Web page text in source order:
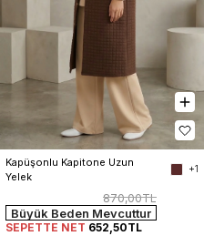
Kapüşonlu Kapitone Uzun
Yelek
+1
870,00TL
Büyük Beden Mevcuttur
SEPETTE NET 652,50TL